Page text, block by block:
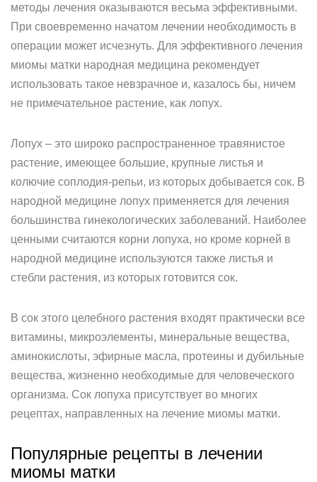
методы лечения оказываются весьма эффективными.
При своевременно начатом лечении необходимость в
операции может исчезнуть. Для эффективного лечения
миомы матки народная медицина рекомендует
использовать такое невзрачное и, казалось бы, ничем
не примечательное растение, как лопух.
Лопух – это широко распространенное травянистое
растение, имеющее большие, крупные листья и
колючие соплодия-репьи, из которых добывается сок. В
народной медицине лопух применяется для лечения
большинства гинекологических заболеваний. Наиболее
ценными считаются корни лопуха, но кроме корней в
народной медицине используются также листья и
стебли растения, из которых готовится сок.
В сок этого целебного растения входят практически все
витамины, микроэлементы, минеральные вещества,
аминокислоты, эфирные масла, протеины и дубильные
вещества, жизненно необходимые для человеческого
организма. Сок лопуха присутствует во многих
рецептах, направленных на лечение миомы матки.
Популярные рецепты в лечении
миомы матки